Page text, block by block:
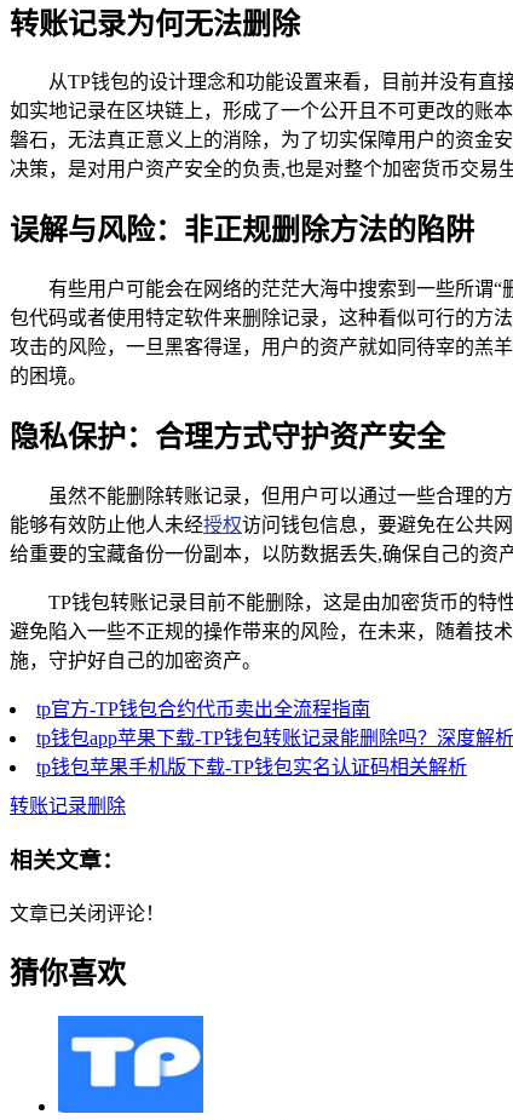
转账记录为何无法删除
从TP钱包的设计理念和功能设置来看，目前并没有
如实地记录在区块链上，形成了一个公开且不可更改的账
磐石，无法真正意义上的消除，为了切实保障用户的资金
决策，是对用户资产安全的负责,也是对整个加密货币交易
误解与风险：非正规删除方法的陷阱
有些用户可能会在网络的茫茫大海中搜索到一些所谓
包代码或者使用特定软件来删除记录，这种看似可行的方
攻击的风险，一旦黑客得逞，用户的资产就如同待宰的羔
的困境。
隐私保护：合理方式守护资产安全
虽然不能删除转账记录，但用户可以通过一些合理的
能够有效防止他人未经授权访问钱包信息，要避免在公共
给重要的宝藏备份一份副本，以防数据丢失,确保自己的资
TP钱包转账记录目前不能删除，这是由加密货币的特
避免陷入一些不正规的操作带来的风险，在未来，随着技
施，守护好自己的加密资产。
tp官方-TP钱包合约代币卖出全流程指南
tp钱包app苹果下载-TP钱包转账记录能删除吗？深度解
tp钱包苹果手机版下载-TP钱包实名认证码相关解析
转账记录删除
相关文章：
文章已关闭评论！
猜你喜欢